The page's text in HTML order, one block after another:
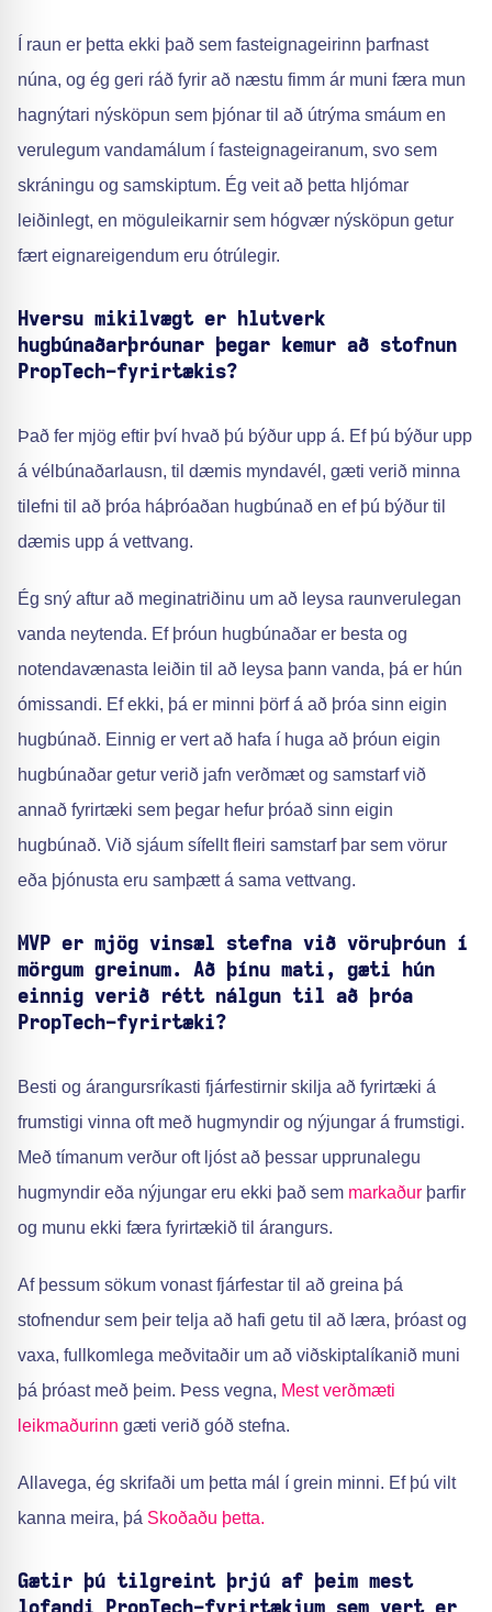
Í raun er þetta ekki það sem fasteignageirinn þarfnast
núna, og ég geri ráð fyrir að næstu fimm ár muni færa mun
hagnýtari nýsköpun sem þjónar til að útrýma smáum en
verulegum vandamálum í fasteignageiranum, svo sem
skráningu og samskiptum. Ég veit að þetta hljómar
leiðinlegt, en möguleikarnir sem hógvær nýsköpun getur
fært eignareigendum eru ótrúlegir.
Hversu mikilvægt er hlutverk
hugbúnaðarþróunar þegar kemur að stofnun
PropTech-fyrirtækis?
Það fer mjög eftir því hvað þú býður upp á. Ef þú býður upp
á vélbúnaðarlausn, til dæmis myndavél, gæti verið minna
tilefni til að þróa háþróaðan hugbúnað en ef þú býður til
dæmis upp á vettvang.
Ég sný aftur að meginatriðinu um að leysa raunverulegan
vanda neytenda. Ef þróun hugbúnaðar er besta og
notendavænasta leiðin til að leysa þann vanda, þá er hún
ómissandi. Ef ekki, þá er minni þörf á að þróa sinn eigin
hugbúnað. Einnig er vert að hafa í huga að þróun eigin
hugbúnaðar getur verið jafn verðmæt og samstarf við
annað fyrirtæki sem þegar hefur þróað sinn eigin
hugbúnað. Við sjáum sífellt fleiri samstarf þar sem vörur
eða þjónusta eru samþætt á sama vettvang.
MVP er mjög vinsæl stefna við vöruþróun í
mörgum greinum. Að þínu mati, gæti hún
einnig verið rétt nálgun til að þróa
PropTech-fyrirtæki?
Besti og árangursríkasti fjárfestirnir skilja að fyrirtæki á
frumstigi vinna oft með hugmyndir og nýjungar á frumstigi.
Með tímanum verður oft ljóst að þessar upprunalegu
hugmyndir eða nýjungar eru ekki það sem markaður þarfir
og munu ekki færa fyrirtækið til árangurs.
Af þessum sökum vonast fjárfestar til að greina þá
stofnendur sem þeir telja að hafi getu til að læra, þróast og
vaxa, fullkomlega meðvitaðir um að viðskiptalíkanið muni
þá þróast með þeim. Þess vegna, Mest verðmæti
leikmaðurinn gæti verið góð stefna.
Allavega, ég skrifaði um þetta mál í grein minni. Ef þú vilt
kanna meira, þá Skoðaðu þetta.
Gætir þú tilgreint þrjú af þeim mest